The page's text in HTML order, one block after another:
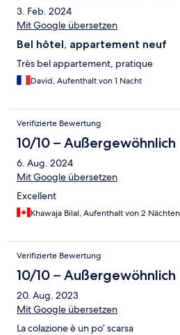
3. Feb. 2024
Mit Google übersetzen
Bel hôtel, appartement neuf
Très bel appartement, pratique
David, Aufenthalt von 1 Nacht
Verifizierte Bewertung
10/10 – Außergewöhnlich
6. Aug. 2024
Mit Google übersetzen
Excellent
Khawaja Bilal, Aufenthalt von 2 Nächten
Verifizierte Bewertung
10/10 – Außergewöhnlich
20. Aug. 2023
Mit Google übersetzen
La colazione è un po’ scarsa